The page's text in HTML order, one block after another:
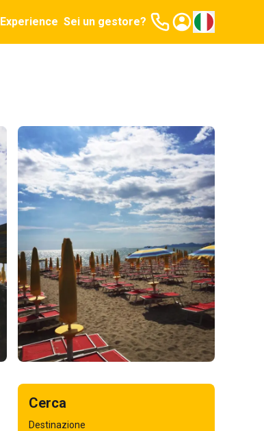
Experience Sei un gestore?
Cerca
Destinazione